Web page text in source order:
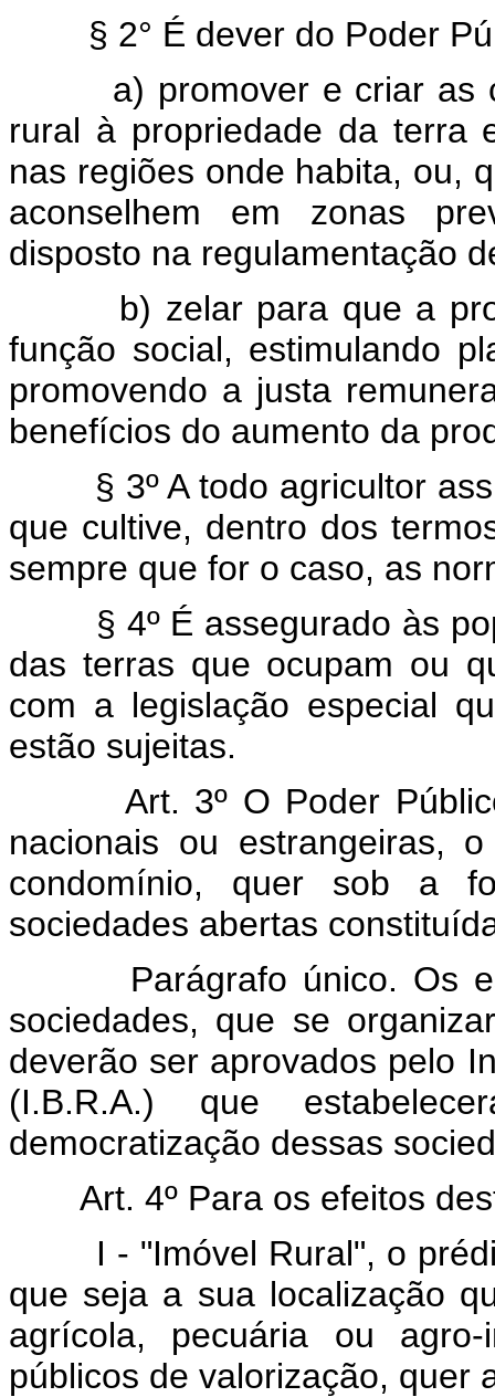
§ 2° É dever do Poder
a) promover e criar as
rural à propriedade da terra
nas regiões onde habita, ou,
aconselhem em zonas
disposto na regulamentação
b) zelar para que a
função social, estimulando
promovendo a justa
benefícios do aumento da
§ 3º A todo agricultor
que cultive, dentro dos
sempre que for o caso, as
§ 4º É assegurado às
das terras que ocupam ou
com a legislação especial
estão sujeitas.
Art. 3º O Poder
nacionais ou estrangeiras,
condomínio, quer sob a
sociedades abertas
Parágrafo único. Os
sociedades, que se
deverão ser aprovados pelo
(I.B.R.A.) que
democratização dessas
Art. 4º Para os efeitos
I - "Imóvel Rural", o
que seja a sua localização
agrícola, pecuária ou
públicos de valorização, quer